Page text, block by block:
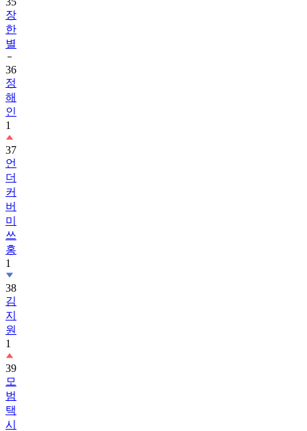
장
한
별
36
정
해
인
1
37
언
더
커
버
미
쓰
홍
1
38
김
지
원
1
39
모
범
택
시